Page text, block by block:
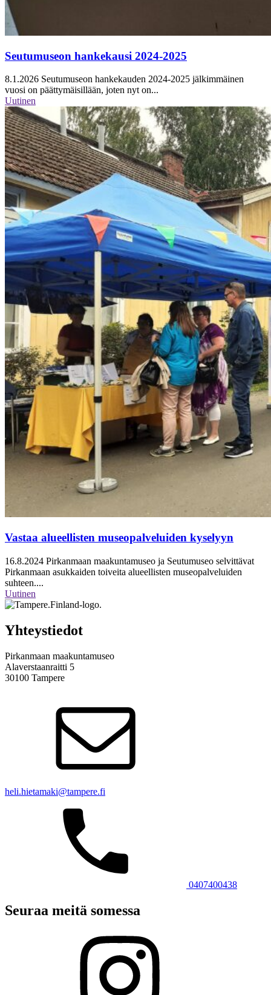
Seutumuseon hankekausi 2024-2025
8.1.2026 Seutumuseon hankekauden 2024-2025 jälkimmäinen
vuosi on päättymäisillään, joten nyt on...
Uutinen
Vastaa alueellisten museopalveluiden kyselyyn
16.8.2024 Pirkanmaan maakuntamuseo ja Seutumuseo selvittävat
Pirkanmaan asukkaiden toiveita alueellisten museopalveluiden
suhteen....
Uutinen
Yhteystiedot
Pirkanmaan maakuntamuseo
Alaverstaanraitti 5
30100 Tampere
heli.hietamaki@tampere.fi
0407400438
Seuraa meitä somessa